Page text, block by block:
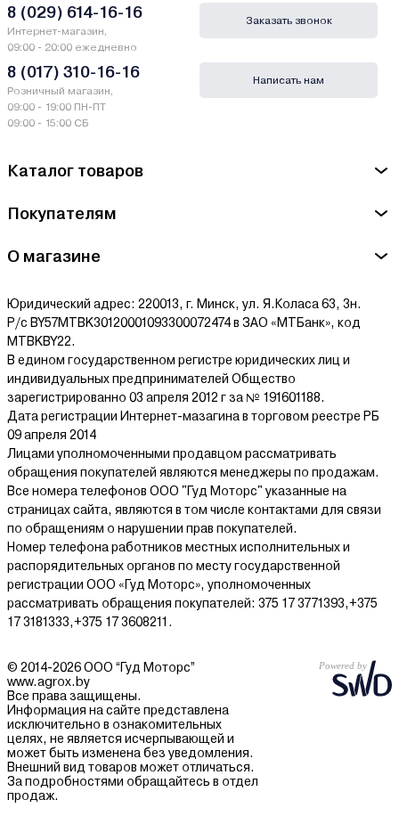
банков Беларуси.
Гарантии и сервис - Клеевые пистолеты FIT
Производитель FIT - FIT, Канада
Сервисный центр FIT - ООО "Стройинструмент-М" Минский р-
Ознакомиться с условиями оплаты и доставки товара можно
Каталог товаров
Покупателям
О магазине
Юридический адрес: 220013, г. Минск, ул. Я.Коласа 63, 3н.
Р/с BY57MTBK30120001093300072474 в ЗАО «МТБанк», код
MTBKBY22.
В едином государственном регистре юридических лиц и
индивидуальных предпринимателей Общество
зарегистрированно 03 апреля 2012 г за № 191601188.
Дата регистрации Интернет-мазагина в торговом реестре РБ
09 апреля 2014
Лицами уполномоченными продавцом рассматривать
обращения покупателей являются менеджеры по продажам.
Все номера телефонов ООО "Гуд Моторс" указанные на
страницах сайта, являются в том числе контактами для связи
по обращениям о нарушении прав покупателей.
Номер телефона работников местных исполнительных и
распорядительных органов по месту государственной
регистрации ООО «Гуд Моторс», уполномоченных
рассматривать обращения покупателей: 375 17 3771393,+375
17 3181333,+375 17 3608211.
8 (029) 614-16-16
Интернет-магазин,
09:00 - 20:00 ежедневно
8 (017) 310-16-16
Розничный магазин,
09:00 - 19:00 ПН-ПТ
09:00 - 15:00 СБ
Заказать звонок
Написать нам
© 2014-2026 ООО “Гуд Моторс”
www.agrox.by
Все права защищены.
Информация на сайте представлена
исключительно в ознакомительных
целях, не является исчерпывающей и
может быть изменена без уведомления.
Внешний вид товаров может отличаться.
За подробностями обращайтесь в отдел
продаж.